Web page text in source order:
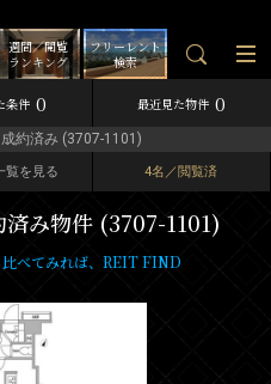
フリーレント
検索
週間／閲覧
ランキング
条件 0 最近見た物件 0
成約済み (3707-1101)
覧を見る 4名／閲覧済
み物件 (3707-1101)
べてみれば、REIT FIND